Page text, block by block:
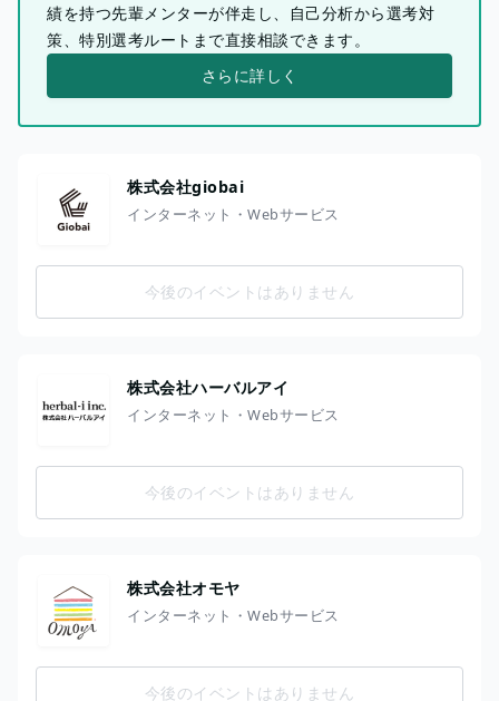
績を持つ先輩メンターが伴走し、自己分析から選考対
策、特別選考ルートまで直接相談できます。
さらに詳しく
株式会社giobai
インターネット・Webサービス
今後のイベントはありません
株式会社ハーバルアイ
インターネット・Webサービス
今後のイベントはありません
株式会社オモヤ
インターネット・Webサービス
今後のイベントはありません